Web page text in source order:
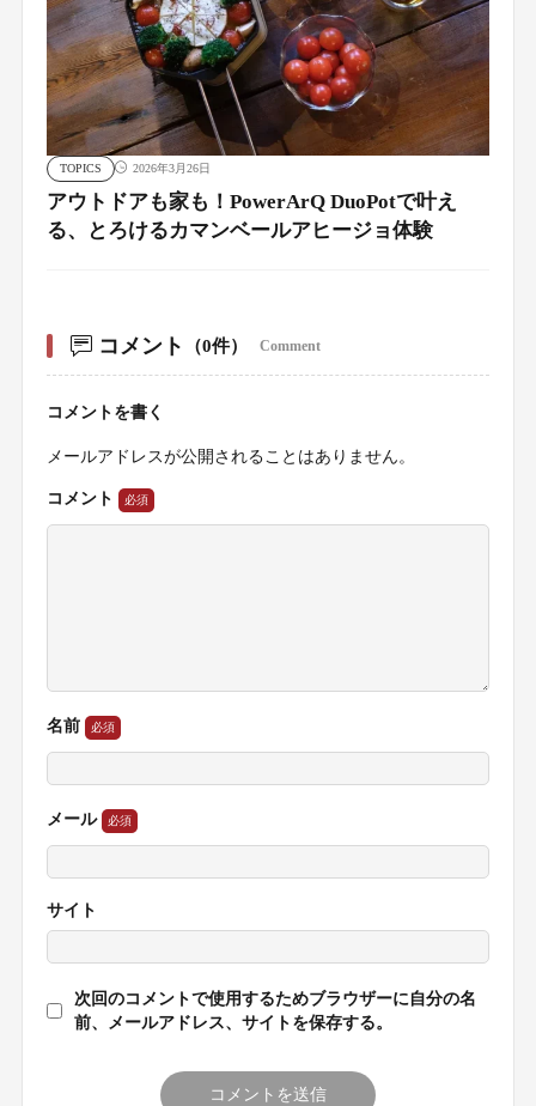
TOPICS 2026年3月26日
アウトドアも家も！PowerArQ DuoPotで叶え
る、とろけるカマンベールアヒージョ体験
コメント （0件） Comment
コメントを書く
メールアドレスが公開されることはありません。
コメント
名前
メール
サイト
次回のコメントで使用するためブラウザーに自分の名
前、メールアドレス、サイトを保存する。